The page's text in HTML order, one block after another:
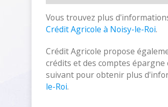
Vous trouvez plus
Crédit Agricole à Noisy-le-Roi.
Crédit Agricole propose
crédits et des comptes
suivant pour obtenir plus
le-Roi.